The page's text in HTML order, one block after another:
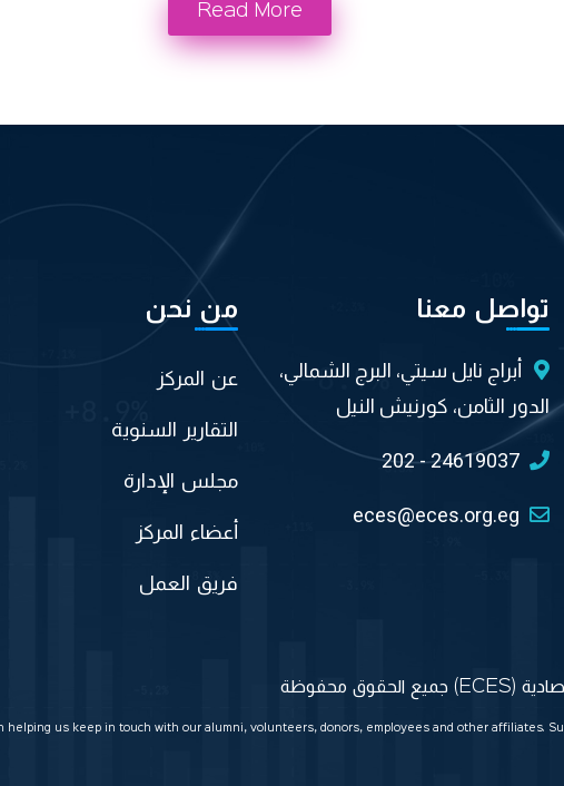
Read More
تواصل معنا
أبراج نايل سيتي، البرج الشمالي،
الدور الثامن، كورنيش النيل
202 - 24619037
eces@eces.org.eg
من نحن
عن المركز
التقارير السنوية
مجلس الإدارة
أعضاء المركز
فريق العمل
helping us keep in touch with our alumni, volunteers, donors, employees and other affiliates.